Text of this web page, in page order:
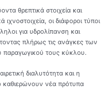
θρεπτικά στοιχεία και
ιχνοστοιχεία, οι διάφοροι τύποι
για υδρολίπανση και
πλήρως τις ανάγκες των
παραγωγικού τους κύκλου.
διαλυτότητα και η
καθιερώνουν νέα πρότυπα